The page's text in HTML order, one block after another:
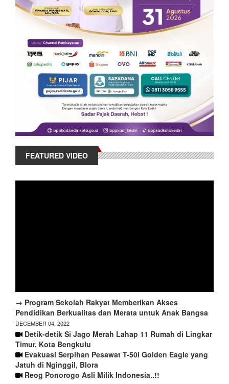
FEATURED VIDEO
→ Program Sekolah Rakyat Memberikan Akses
Pendidikan Berkualitas dan Merata untuk Anak Bangsa
DECEMBER 04, 2022
Detik-detik Si Jago Merah Lahap 11 Rumah di Lingkar
Timur, Kota Bengkulu
Evakuasi Serpihan Pesawat T-50i Golden Eagle yang
Jatuh di Nginggil, Blora
Reog Ponorogo Asli Milik Indonesia..!!